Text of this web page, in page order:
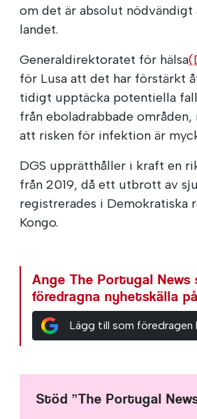
om det är absolut nödvändigt
landet.
Generaldirektoratet för hälsa
för Lusa att det har förstärkt
tidigt upptäcka potentiella
från eboladrabbade områden,
att risken för infektion är
DGS upprätthåller i kraft en
från 2019, då ett utbrott av
registrerades i Demokratiska
Kongo.
Ange The Portugal News
föredragna nyhetskälla
Lägg till som föredragen
Stöd ”The Portugal